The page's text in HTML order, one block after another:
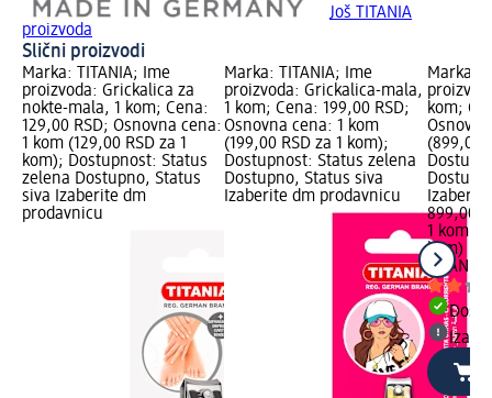
Još TITANIA
proizvoda
Slični proizvodi
Marka: TITANIA; Ime
proizvoda: Grickalica za
nokte-mala, 1 kom; Cena:
129,00 RSD; Osnovna cena:
1 kom (129,00 RSD za 1
kom); Dostupnost: Status
zelena Dostupno, Status
siva Izaberite dm
prodavnicu
Marka: TITANIA; Ime
proizvoda: Grickalica-mala,
1 kom; Cena: 199,00 RSD;
Osnovna cena: 1 kom
(199,00 RSD za 1 kom);
Dostupnost: Status zelena
Dostupno, Status siva
Izaberite dm prodavnicu
Marka:
kom;
(899,00
899,00
1 kom
kom)
TITANIA